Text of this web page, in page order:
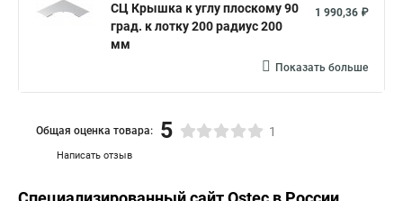
СЦ Крышка к углу плоскому 90
град. к лотку 200 радиус 200
мм
1 990,36 ₽
Показать больше
Написать отзыв
Общая оценка товара: 5 1